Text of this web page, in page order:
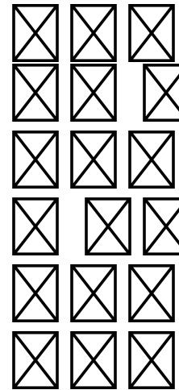
자,
52
호 활
148
지원